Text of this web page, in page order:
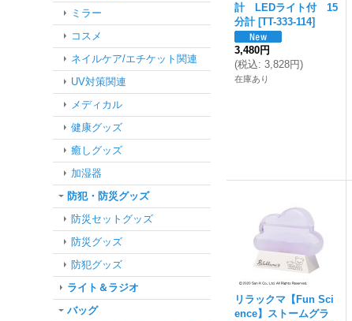
ミラー
コスメ
ネイルケア/エチケット関連
UV対策関連
メディカル
健康グッズ
癒しグッズ
加湿器
防犯・防災グッズ
防災セットグッズ
防災グッズ
防犯グッズ
ライト＆ラジオ
バッグ
計 LEDライト付 15
分計 [TT-333-114]
3,480円
(税込: 3,828円)
在庫あり
リラックマ【Fun Sci
ence】ストームグラ